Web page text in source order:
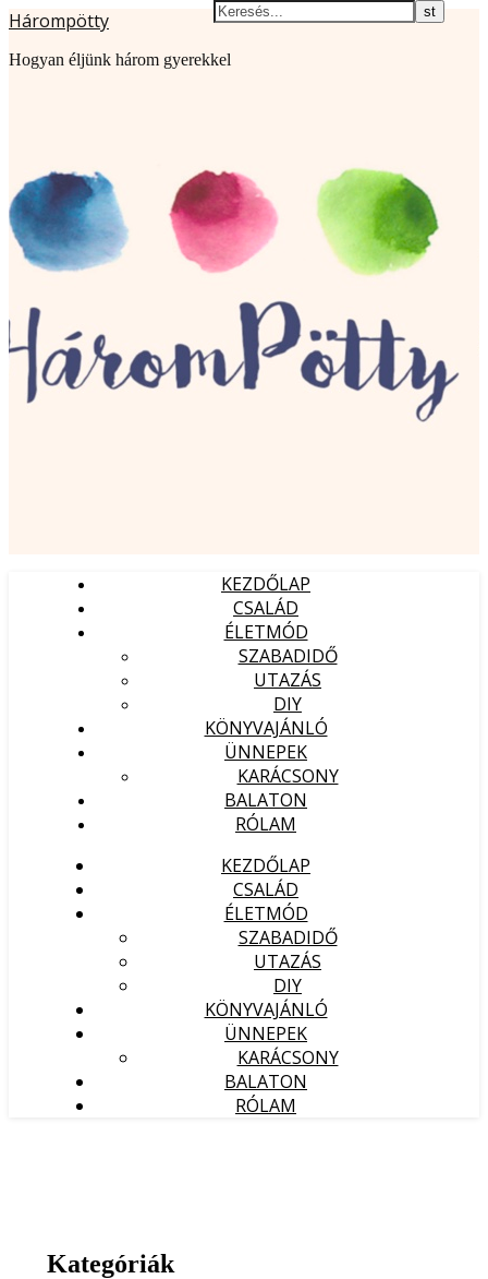
Hárompötty
Hogyan éljünk három gyerekkel
KEZDŐLAP
CSALÁD
ÉLETMÓD
SZABADIDŐ
UTAZÁS
DIY
KÖNYVAJÁNLÓ
ÜNNEPEK
KARÁCSONY
BALATON
RÓLAM
KEZDŐLAP
CSALÁD
ÉLETMÓD
SZABADIDŐ
UTAZÁS
DIY
KÖNYVAJÁNLÓ
ÜNNEPEK
KARÁCSONY
BALATON
RÓLAM
Kategóriák